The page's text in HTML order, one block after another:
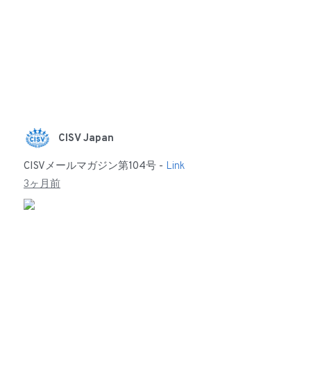
CISV Japan
CISVメールマガジン第104号 - Link
3ヶ月前